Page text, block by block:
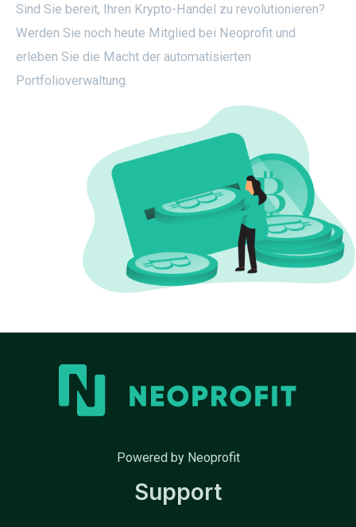
Sind Sie bereit, Ihren Krypto-Handel zu revolutionieren?
Werden Sie noch heute Mitglied bei Neoprofit und
erleben Sie die Macht der automatisierten
Portfolioverwaltung.
Powered by Neoprofit
Support